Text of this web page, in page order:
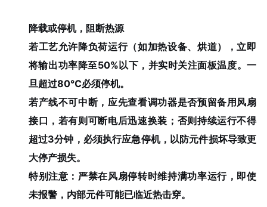
降载或停机，阻断热源
若工艺允许降负荷运行（如加热设备、烘道），立即
将输出功率降至50%以下，并实时关注面板温度。一
旦超过80℃必须停机。
若产线不可中断，应先查看调功器是否预留备用风扇
接口，若有则可断电后迅速换装；否则持续运行不得
超过3分钟，必须执行应急停机，以防元件损坏导致更
大停产损失。
特别注意：严禁在风扇停转时维持满功率运行，即使
未报警，内部元件可能已临近热击穿。